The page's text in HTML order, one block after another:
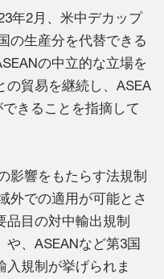
年2月、米中デカップ
の生産分を代替できる
の中立的な立場を
の貿易を継続し、ASEA
きることを指摘して
影響をもたらす法規制
外での適用が可能とさ
品目の対中輸出規制
や、ASEANなど第3国
入規制が挙げられま